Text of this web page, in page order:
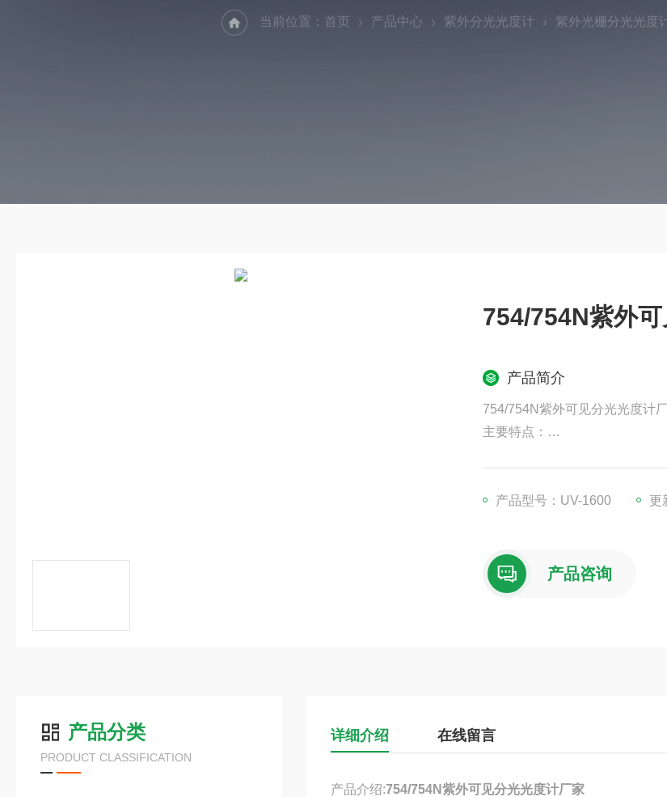
当前位置： 首页 产品中心 紫外分光光度计 紫外光栅分光光度
754/754N紫外
产品简介
754/754N紫外可见分光光度计
主要特点：
现代化 智能型光度计,有着开
“ 上海析谱" 研发生产的754型
产品型号：UV-1600 更
产品咨询
产品分类
PRODUCT CLASSIFICATION
详细介绍 在线留言
产品介绍:754/754N紫外可见分光光度计厂家